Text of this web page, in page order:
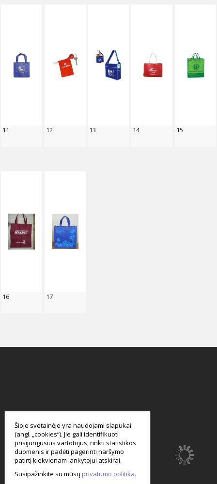
11 12 13 14 15
16 17
Šioje svetainėje yra naudojami slapukai
(angl. „cookies“). Jie gali identifikuoti
prisijungusius vartotojus, rinkti statistikos
duomenis ir padėti pagerinti naršymo
patirtį kiekvienam lankytojui atskirai.
Susipažinkite su mūsų privatumo politika